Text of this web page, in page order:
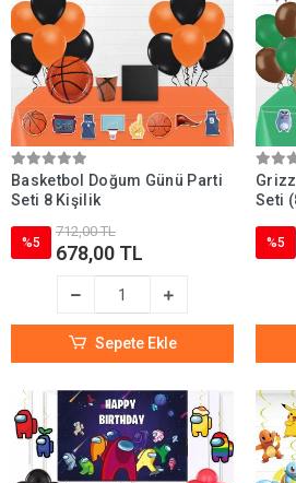
Uygun fiyatlı erkek doğum günü parti
Toplu doğum günü seti erkek
Parti organizasyonunuzu kolaylaştıran,
uygun bir görünüm sunan erkek parti setleri
Dükkanım !
Basketbol Doğum Günü Parti
Seti 8 Kişilik
%5
712,00 TL
678,00 TL
Sepete Ekle
Seti
%5